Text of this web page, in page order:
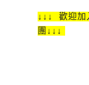
↓↓↓ 歡迎加
團↓↓↓